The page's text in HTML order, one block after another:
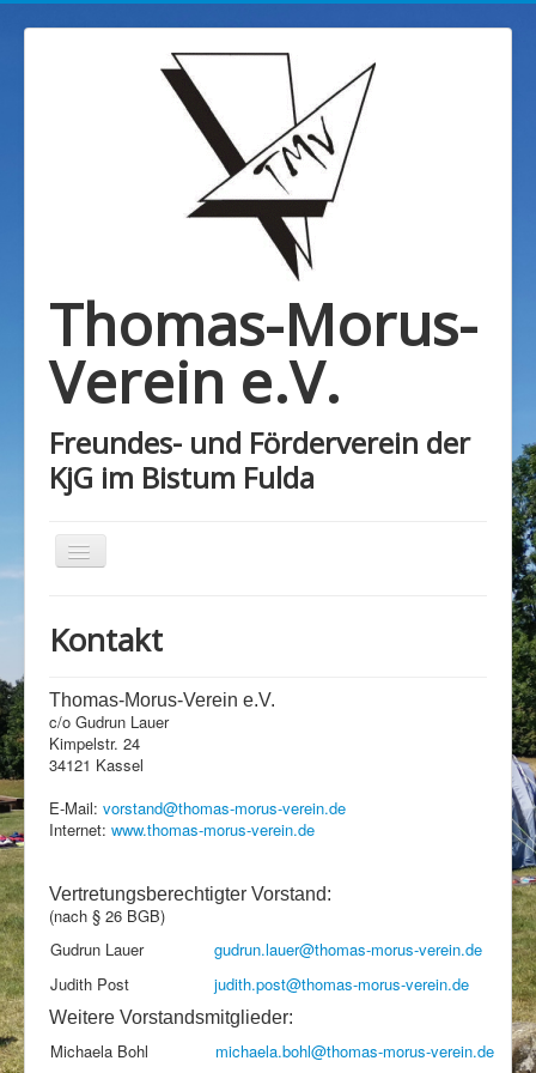
Thomas-Morus-
Verein e.V.
Freundes- und Förderverein der
KjG im Bistum Fulda
Toggle
Navigation
Jahresprogramm
Links
Newsletter
Impressum
Datenschutzerklärung
Kontakt
Thomas-Morus-Verein e.V.
c/o Gudrun Lauer
Kimpelstr. 24
34121 Kassel
E-Mail: vorstand@thomas-morus-verein.de
Internet: www.thomas-morus-verein.de
Vertretungsberechtigter Vorstand:
(nach § 26 BGB)
Gudrun Lauer
gudrun.lauer@thomas-morus-verein.de
Judith Post
judith.post@thomas-morus-verein.de
Weitere Vorstandsmitglieder:
Michaela Bohl michaela.bohl@thomas-morus-verein.de